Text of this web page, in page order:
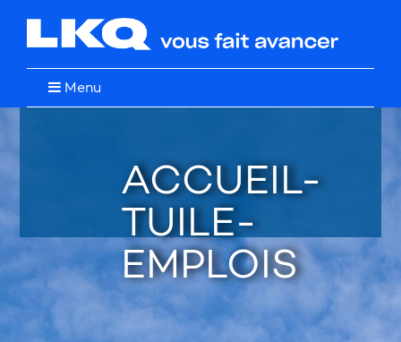
Menu
ACCUEIL-
TUILE-
EMPLOIS
Restez à l'affût de nos